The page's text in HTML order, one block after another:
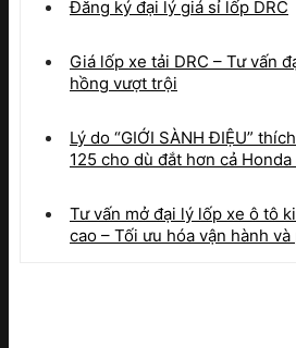
Đăng ký đại lý giá sỉ lốp DRC
Giá lốp xe tải DRC – Tư vấn
hồng vượt trội
Lý do “GIỚI SÀNH ĐIỆU”
125 cho dù đắt hơn cả Honda
Tư vấn mở đại lý lốp xe ô tô
cao – Tối ưu hóa vận hành